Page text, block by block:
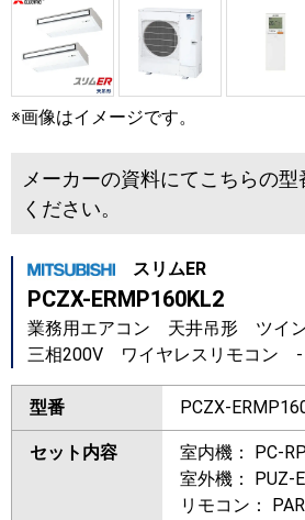
※画像はイメージです。
メーカーの資料にてこちらの
ください。
スリムER
PCZX-ERMP160KL2
業務用エアコン 天井吊形 ツイ
三相200V ワイヤレスリモコン -
型番 PCZX-
セット内容
室内機： PC-
室外機： PUZ-
リモコン：